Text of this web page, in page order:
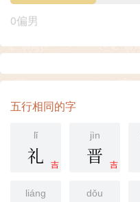
0偏男
五行相同的字
lǐ
吉
礼
jìn
吉
晋
liáng dǒu